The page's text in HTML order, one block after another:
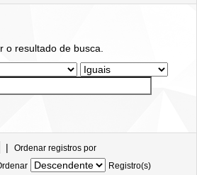
o resultado de busca.
| Ordenar registros por
Registro(s)